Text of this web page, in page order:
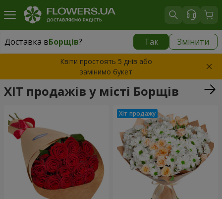
Доставка вБорщів? Так Змінити
Доставка вБорщів|
Квіти простоять 5 днів або
замінимо букет
ХІТ продажів у місті Борщів